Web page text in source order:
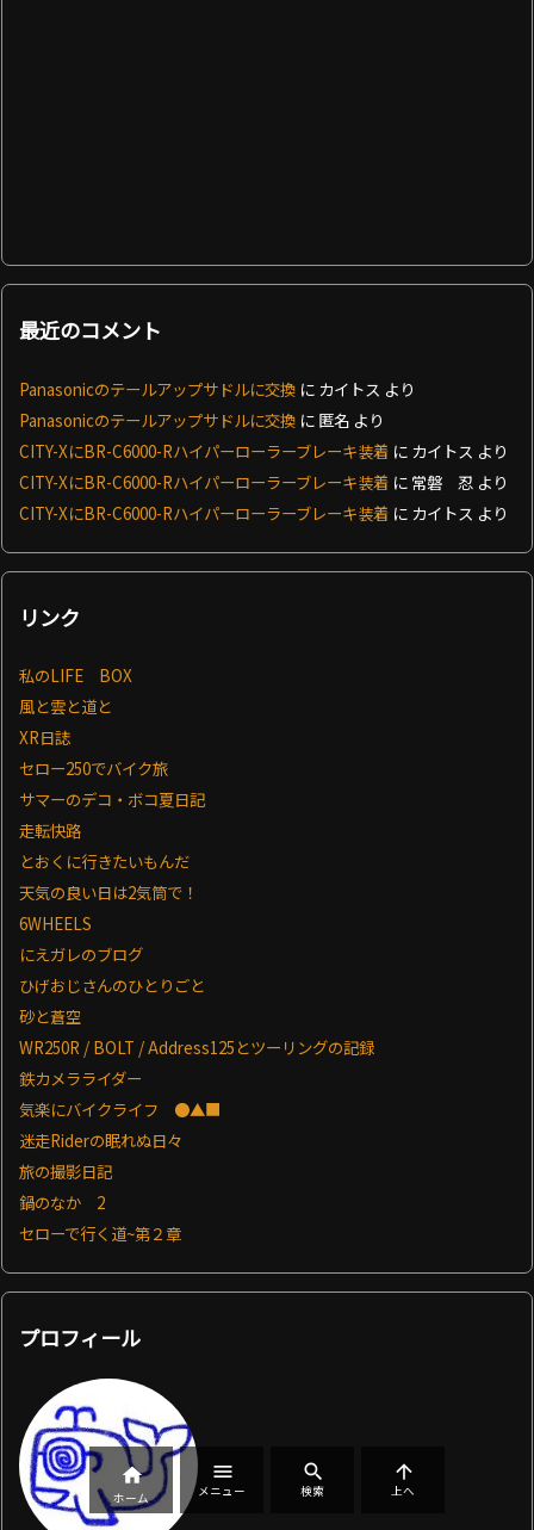
最近のコメント
Panasonicのテールアップサドルに交換 に カイトス より
Panasonicのテールアップサドルに交換 に 匿名 より
CITY-XにBR-C6000-Rハイパーローラーブレーキ装着 に カイトス より
CITY-XにBR-C6000-Rハイパーローラーブレーキ装着 に 常磐 忍 より
CITY-XにBR-C6000-Rハイパーローラーブレーキ装着 に カイトス より
リンク
私のLIFE BOX
風と雲と道と
XR日誌
セロー250でバイク旅
サマーのデコ・ボコ夏日記
走転快路
とおくに行きたいもんだ
天気の良い日は2気筒で！
6WHEELS
にえガレのブログ
ひげおじさんのひとりごと
砂と蒼空
WR250R / BOLT / Address125とツーリングの記録
鉄カメラライダー
気楽にバイクライフ ●▲■
迷走Riderの眠れぬ日々
旅の撮影日記
鍋のなか 2
セローで行く道~第２章
プロフィール

ホーム

メニュー

検索

上へ